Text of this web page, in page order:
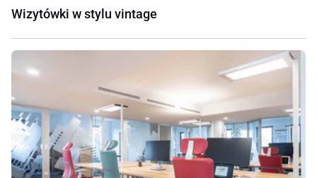
Wizytówki w stylu vintage